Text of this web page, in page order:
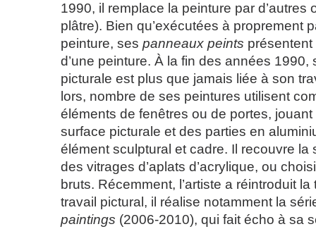
1990, il remplace la peinture par d’autres
plâtre). Bien qu’exécutées à proprement
peinture, ses panneaux peints
d’une peinture. À la fin des années 1990,
picturale est plus que jamais liée à son
lors, nombre de ses peintures utilisent
éléments de fenêtres ou de portes,
surface picturale et des parties en
élément sculptural et cadre. Il recouvre la
des vitrages d’aplats d’acrylique, ou
bruts. Récemment, l’artiste a réintroduit
travail pictural, il réalise notamment la
paintings (2006-2010), qui fait écho à sa